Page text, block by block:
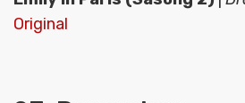
Original